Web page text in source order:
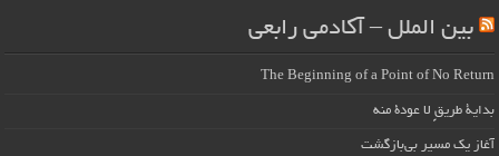
بین الملل – آکادمی رابعی
The Beginning of a Point of No Return
بداية طريقٍ لا عودة منه
آغاز یک مسیر بی‌بازگشت